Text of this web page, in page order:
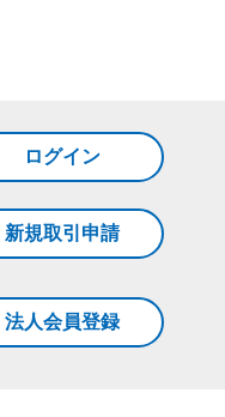
ログイン
新規取引申請
法人会員登録